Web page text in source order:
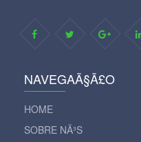
NAVEGAÃ§Ã£O
HOME
SOBRE NÃ³S